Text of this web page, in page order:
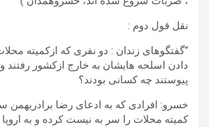
نقل قول دوم :
“گفتگوهای زندان : دو نفری که ازکمیته
دادن اسلحه هایشان به خارج ازکشور رفتند
پیوستند چه کسانی بودند؟
خسرو: افرادی که به ادعای رضا برادربهمن
کمیته محلات را سر به نیست کرده و به